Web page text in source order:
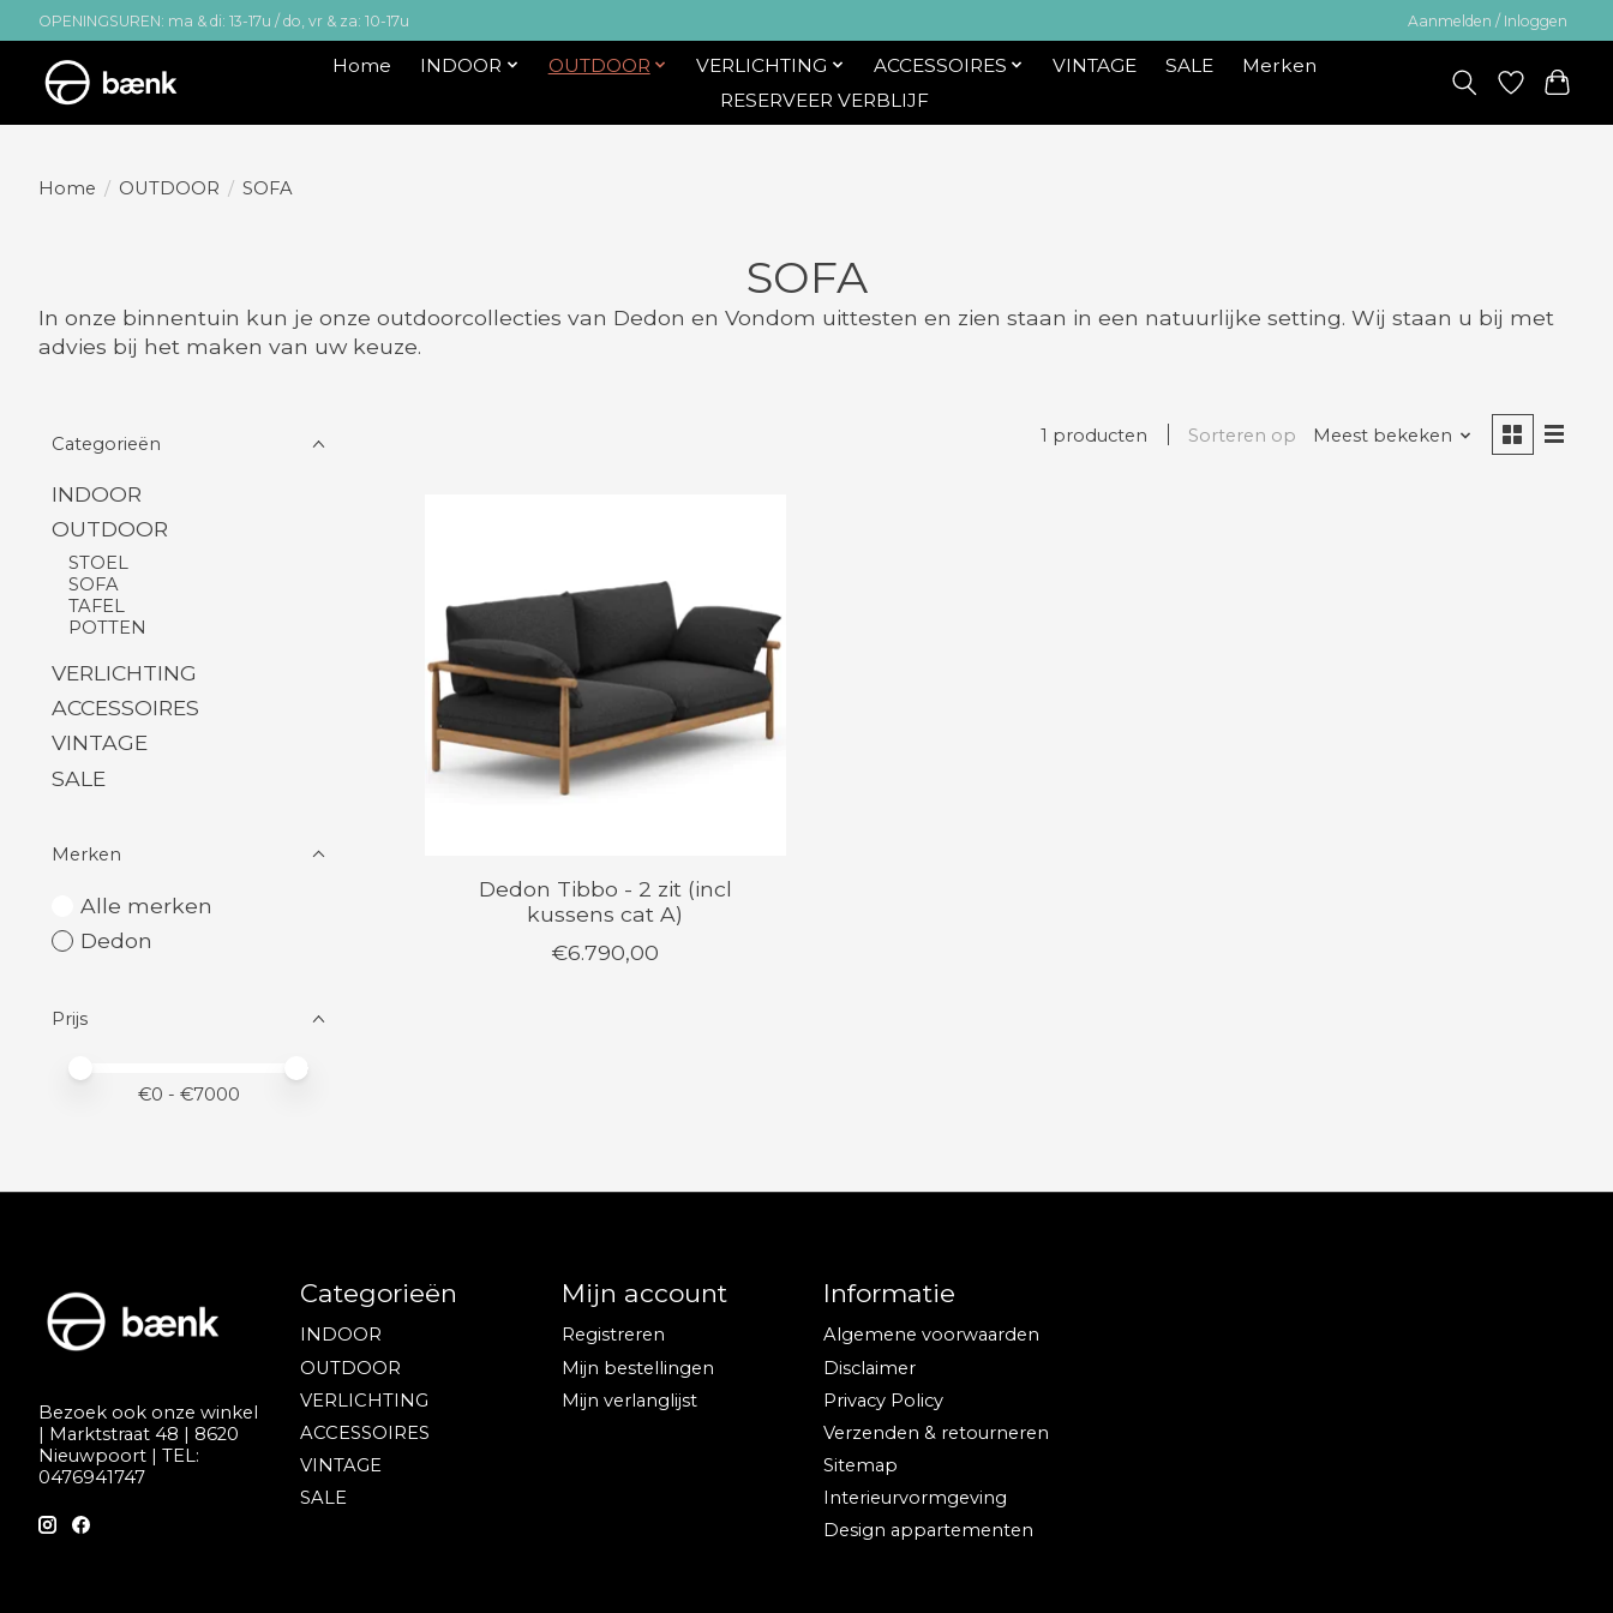
OPENINGSUREN: ma & di: 13-17u / do, vr & za: 10-17u Aanmelden / Inloggen
Home INDOOR OUTDOOR VERLICHTING ACCESSOIRES VINTAGE SALE
Merken
RESERVEER VERBLIJF
Home / OUTDOOR / SOFA
SOFA
In onze binnentuin kun je onze outdoorcollecties van Dedon en Vondom uittesten en zien staan in een natuurlijke setting. Wij staan u bij met
advies bij het maken van uw keuze.
Categorieën
INDOOR
OUTDOOR
STOEL
SOFA
TAFEL
POTTEN
VERLICHTING
ACCESSOIRES
VINTAGE
SALE
Merken
Alle merken
Dedon
Prijs
Minimale prijswaarde
Price maximum value
€0 - €7000
1 producten Sorteren op Meest bekeken
Dedon Tibbo - 2 zit (incl
kussens cat A)
€6.790,00
Bezoek ook onze winkel
| Marktstraat 48 | 8620
Nieuwpoort | TEL:
0476941747
Categorieën
INDOOR
OUTDOOR
VERLICHTING
ACCESSOIRES
VINTAGE
SALE
Mijn account
Registreren
Mijn bestellingen
Mijn verlanglijst
Informatie
Algemene voorwaarden
Disclaimer
Privacy Policy
Verzenden & retourneren
Sitemap
Interieurvormgeving
Design appartementen